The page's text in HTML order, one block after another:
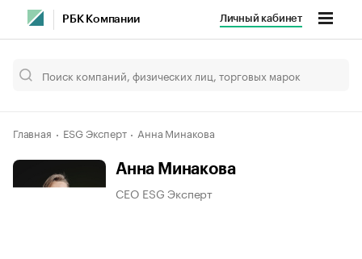
РБК Компании Личный кабинет
Главная ESG Эксперт Анна Минакова
Анна Минакова
CEO ESG Эксперт